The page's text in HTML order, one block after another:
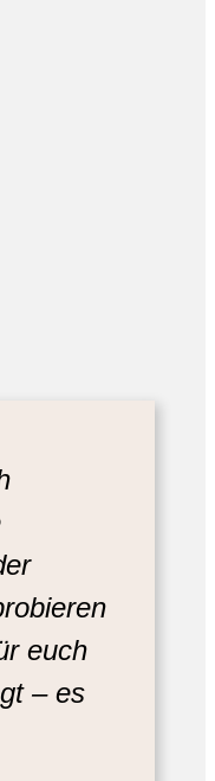
euch
– es